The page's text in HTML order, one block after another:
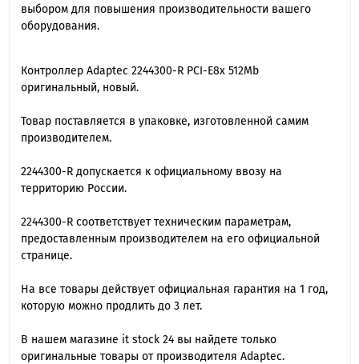
выбором для повышения производительности вашего
оборудования.
Контроллер Adaptec 2244300-R PCI-E8x 512Mb
оригинальный, новый.
Товар поставляется в упаковке, изготовленной самим
производителем.
2244300-R допускается к официальному ввозу на
территорию России.
2244300-R cоответствует техническим параметрам,
предоставленным производителем на его официальной
странице.
На все товары действует официальная гарантия на 1 год,
которую можно продлить до 3 лет.
В нашем магазине it stock 24 вы найдете только
оригинальные товары от производителя Adaptec.